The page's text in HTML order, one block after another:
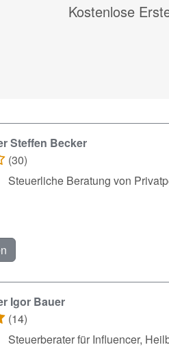
Kostenlose
Steffen Becker
(30)
Steuerliche Beratung von
Igor Bauer
(14)
Steuerberater für Influencer,